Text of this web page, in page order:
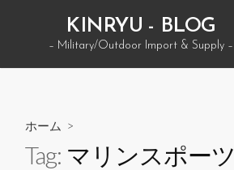
ン
KINRYU - BLOG
– Military/Outdoor Import & Supply –
ホーム >
Tag: マリンスポーツ